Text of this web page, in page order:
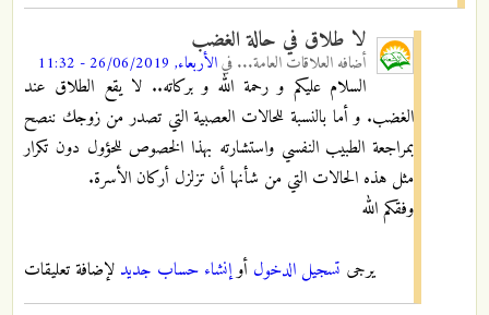
لا طلاق في حالة الغضب
أضافه العلاقات العامة... فيالأربعاء, 26/06/2019 - 11:32
السلام عليكم و رحمة الله و بركاته.. لا يقع الطلاق عند
الغضب. و أما بالنسبة للحالات العصبية التي تصدر من زوجك ننصح
بمراجعة الطبيب النفسي واستشارته بهذا الخصوص للحؤول دون تكرار
مثل هذه الحالات التي من شأنها أن تزلزل أركان الأسرة.
وفقكم الله
يرجى تسجيل الدخول أوإنشاء حساب جديد لإضافة تعليقات